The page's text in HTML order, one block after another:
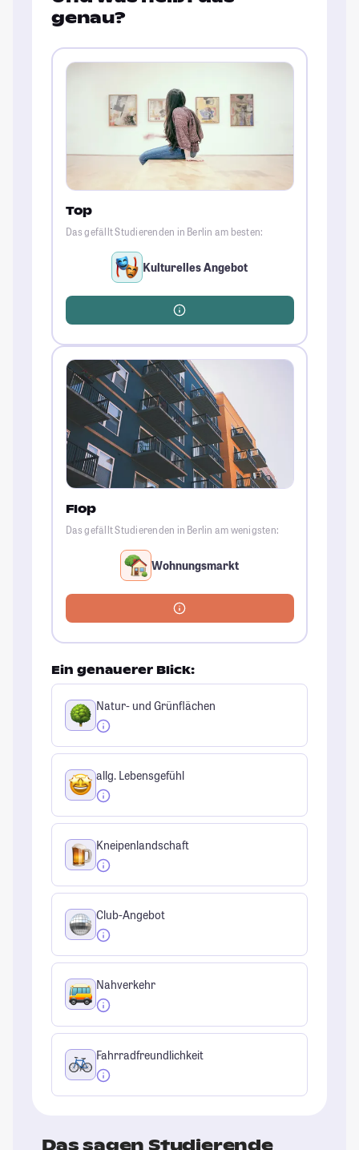
genau?
Top
Das gefällt Studierenden in Berlin am besten:
Kulturelles Angebot
Flop
Das gefällt Studierenden in Berlin am wenigsten:
Wohnungsmarkt
Ein genauerer Blick:
Natur- und Grünflächen
allg. Lebensgefühl
Kneipenlandschaft
Club-Angebot
Nahverkehr
Fahrradfreundlichkeit
Das sagen Studierende